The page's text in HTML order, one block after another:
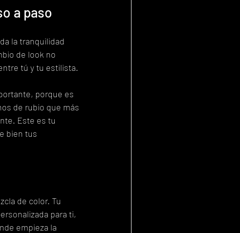
a paso
la tranquilidad
de look no
tú y tu estilista.
porque es
de rubio que más
Este es tu
bien tus
de color. Tu
para ti,
empieza la